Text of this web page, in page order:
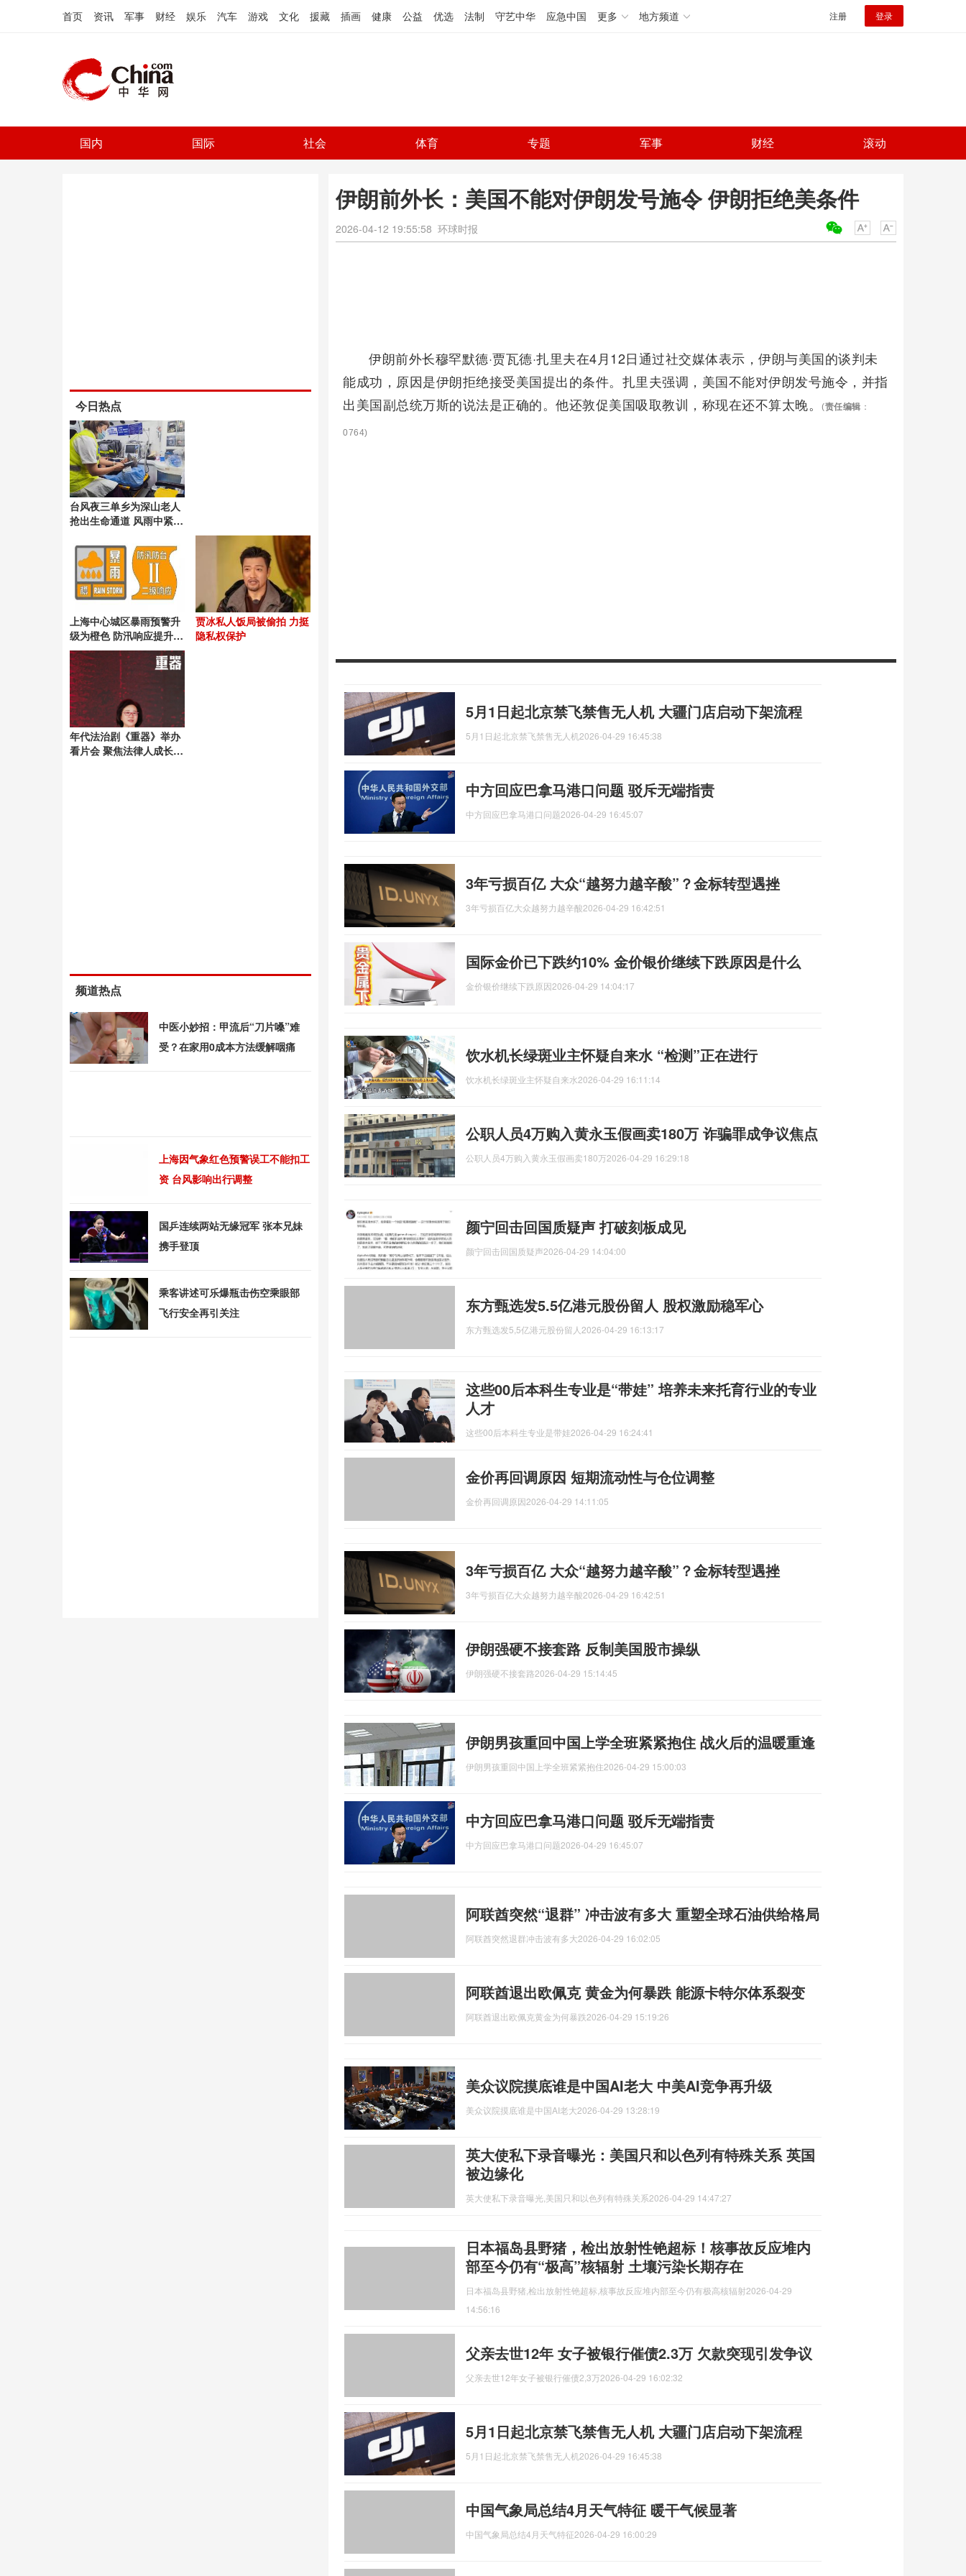
首页 资讯 军事 财经 娱乐 汽车 游戏 文化 援藏 插画 健康 公益 优选 法制 守艺中华 应急中国 更多 地方频道 注册 登录
国内 国际 社会 体育 专题 军事 财经 滚动
伊朗前外长：美国不能对伊朗发号施令 伊朗拒绝美条件
2026-04-12 19:55:58 环球时报
伊朗前外长穆罕默德·贾瓦德·扎里夫在4月12日通过社交媒体表示，伊朗与美国的谈判未
能成功，原因是伊朗拒绝接受美国提出的条件。扎里夫强调，美国不能对伊朗发号施令，并指
出美国副总统万斯的说法是正确的。他还敦促美国吸取教训，称现在还不算太晚。
(责任编辑 ：
0764)
5月1日起北京禁飞禁售无人机 大疆门店启动下架流程
5月1日起北京禁飞禁售无人机 2026-04-29 16:45:38
中方回应巴拿马港口问题 驳斥无端指责
中方回应巴拿马港口问题2026-04-29 16:45:07
3年亏损百亿 大众“越努力越辛酸”？金标转型遇挫
3年亏损百亿大众越努力越辛酸2026-04-29 16:42:51
国际金价已下跌约10% 金价银价继续下跌原因是什么
金价银价继续下跌原因2026-04-29 14:04:17
饮水机长绿斑业主怀疑自来水 “检测”正在进行
饮水机长绿斑业主怀疑自来水2026-04-29 16:11:14
公职人员4万购入黄永玉假画卖180万 诈骗罪成争议焦点
公职人员4万购入黄永玉假画卖180万2026-04-29 16:29:18
颜宁回击回国质疑声 打破刻板成见
颜宁回击回国质疑声2026-04-29 14:04:00
东方甄选发5.5亿港元股份留人 股权激励稳军心
东方甄选发5,5亿港元股份留人 2026-04-29 16:13:17
这些00后本科生专业是“带娃” 培养未来托育行业的专业
人才
这些00后本科生专业是带娃2026-04-29 16:24:41
金价再回调原因 短期流动性与仓位调整
金价再回调原因2026-04-29 14:11:05
3年亏损百亿 大众“越努力越辛酸”？金标转型遇挫
3年亏损百亿大众越努力越辛酸2026-04-29 16:42:51
伊朗强硬不接套路 反制美国股市操纵
伊朗强硬不接套路2026-04-29 15:14:45
伊朗男孩重回中国上学全班紧紧抱住 战火后的温暖重逢
伊朗男孩重回中国上学全班紧紧抱住2026-04-29 15:00:03
中方回应巴拿马港口问题 驳斥无端指责
中方回应巴拿马港口问题2026-04-29 16:45:07
阿联酋突然“退群” 冲击波有多大 重塑全球石油供给格局
阿联酋突然退群冲击波有多大2026-04-29 16:02:05
阿联酋退出欧佩克 黄金为何暴跌 能源卡特尔体系裂变
阿联酋退出欧佩克黄金为何暴跌2026-04-29 15:19:26
美众议院摸底谁是中国AI老大 中美AI竞争再升级
美众议院摸底谁是中国AI老大2026-04-29 13:28:19
英大使私下录音曝光：美国只和以色列有特殊关系 英国
被边缘化
英大使私下录音曝光,美国只和以色列有特殊关系2026-04-29 14:47:27
日本福岛县野猪，检出放射性铯超标！核事故反应堆内
部至今仍有“极高”核辐射 土壤污染长期存在
日本福岛县野猪,检出放射性铯超标,核事故反应堆内部至今仍有极高核辐射2026-04-29
14:56:16
父亲去世12年 女子被银行催债2.3万 欠款突现引发争议
父亲去世12年女子被银行催债2,3万2026-04-29 16:02:32
5月1日起北京禁飞禁售无人机 大疆门店启动下架流程
5月1日起北京禁飞禁售无人机 2026-04-29 16:45:38
中国气象局总结4月天气特征 暖干气候显著
中国气象局总结4月天气特征2026-04-29 16:00:29
今日热点
台风夜三单乡为深山老人
抢出生命通道 风雨中紧急
上海中心城区暴雨预警升
级为橙色 防汛响应提升至
Ⅱ级
贾冰私人饭局被偷拍 力挺
隐私权保护
年代法治剧《重器》举办
看片会 聚焦法律人成长与
频道热点
中医小妙招：甲流后“刀片嗓”难
受？在家用0成本方法缓解咽痛
上海因气象红色预警误工不能扣工
资 台风影响出行调整
国乒连续两站无缘冠军 张本兄妹
携手登顶
乘客讲述可乐爆瓶击伤空乘眼部
飞行安全再引关注